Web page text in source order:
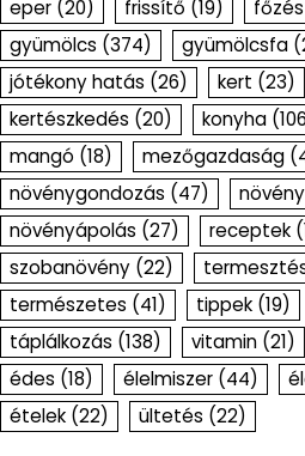
eper (20) frissítő (19) főzés
gyümölcs (374) gyümölcsfa
jótékony hatás (26) kert (23)
kertészkedés (20) konyha
mangó (18) mezőgazdaság
növénygondozás (47)
növényápolás (27) receptek
szobanövény (22)
természetes (41) tippek (19)
táplálkozás (138) vitamin (21)
édes (18) élelmiszer (44)
ételek (22) ültetés (22)